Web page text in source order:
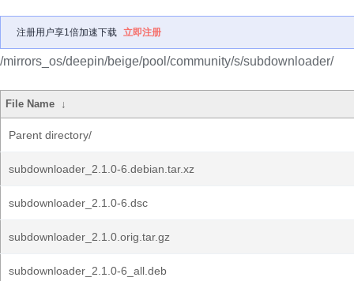
注册用户享1倍加速下载 立即注册
/mirrors_os/deepin/beige/pool/community/s/subdownloader/
File Name ↓
Parent directory/
subdownloader_2.1.0-6.debian.tar.xz
subdownloader_2.1.0-6.dsc
subdownloader_2.1.0.orig.tar.gz
subdownloader_2.1.0-6_all.deb